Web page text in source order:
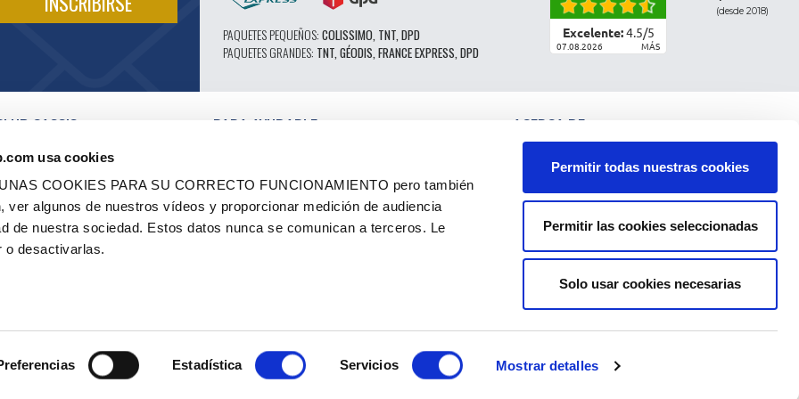
usa cookies
COOKIES PARA SU CORRECTO FUNCIONAMIENTO pero también
ver algunos de nuestros vídeos y proporcionar medición de audiencia
de nuestra sociedad. Estos datos nunca se comunican a terceros. Le
o desactivarlas.
Estadística Servicios Mostrar detalles
Permitir todas nuestras cookies
Permitir las cookies seleccionadas
Solo usar cookies necesarias
PAQUETES PEQUEÑOS: COLISSIMO, TNT, DPD
PAQUETES GRANDES: TNT, GÉODIS, FRANCE EXPRESS, DPD
Excelente:4.5/5
07.08.2026 MÁS
(desde 2018)
CASSIS
EN VÍDEO
AUTORIZADOS
Y ETIQUETAS
- RENOVACIÓN
PARA AYUDARLE
CATÁLOGO
PIEZAS 602 - ALTO RENDIMIENTO
NEUMÁTICOS MICHELIN CLÁSICOS
ACERCA DE
CLASIFICACIÓN DE LAS PIEZAS
CONDICIONES GENERALES DE VENTA
NOTAS LEGALES
DATOS PERSONALES Y COOKIES
GASTOS DE ENVÍO
MÁS INFORMACIÓN